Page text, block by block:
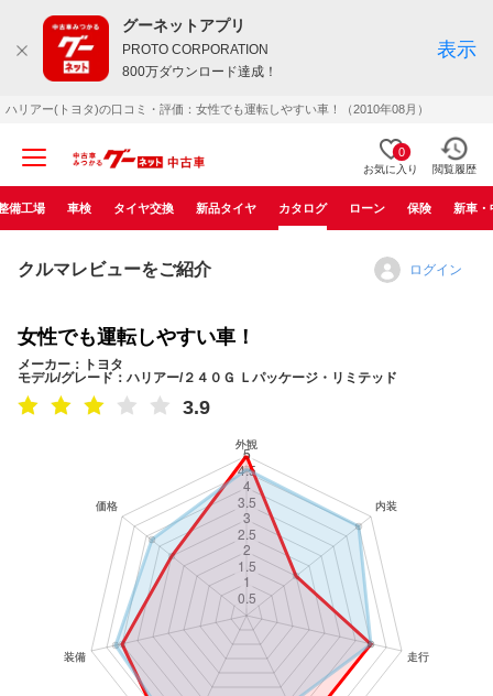
グーネットアプリ
PROTO CORPORATION
800万ダウンロード達成！
表示
ハリアー(トヨタ)の口コミ・評価：女性でも運転しやすい車！（2010年08月）
0
お気に入り 閲覧履歴
備工場 車検 タイヤ交換 新品タイヤ カタログ ローン 保険 新車・
クルマレビューをご紹介 ログイン
女性でも運転しやすい車！
メーカー：トヨタ
モデル/グレード：ハリアー/２４０Ｇ Ｌパッケージ・リミテッド
3.9